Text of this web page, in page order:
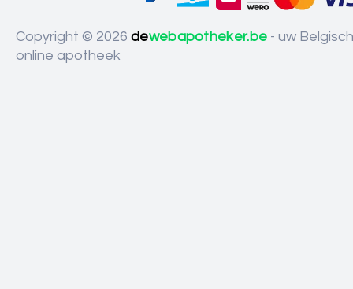
Copyright © 2026 dewebapotheker.be - uw
online apotheek